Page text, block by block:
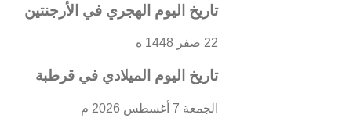
تاريخ اليوم الهجري في الأرجنتين
22 صفر 1448 ه
تاريخ اليوم الميلادي في قرطبة
الجمعة 7 أغسطس 2026 م